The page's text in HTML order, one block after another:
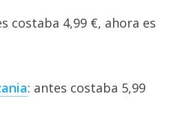
costaba 4,99 €, ahora es
: antes costaba 5,99